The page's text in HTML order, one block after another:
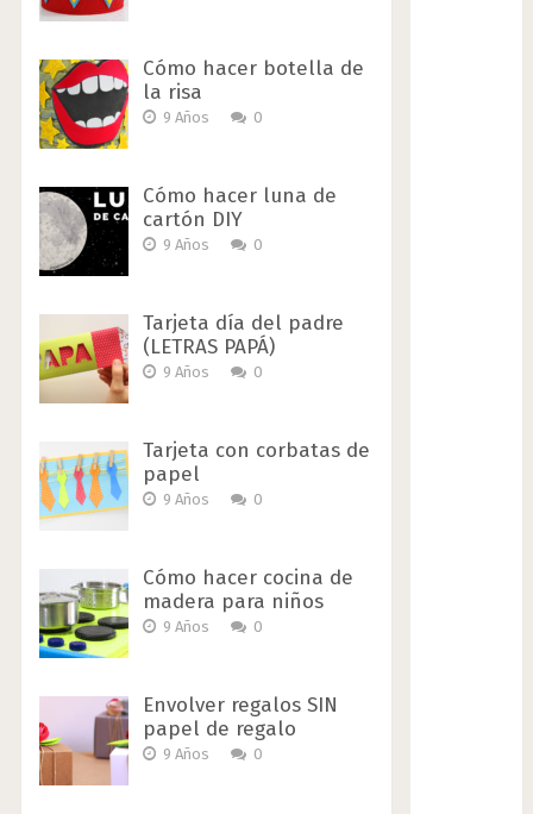
Cómo hacer botella de
la risa
9 Años 0
Cómo hacer luna de
cartón DIY
9 Años 0
Tarjeta día del padre
(LETRAS PAPÁ)
9 Años 0
Tarjeta con corbatas de
papel
9 Años 0
Cómo hacer cocina de
madera para niños
9 Años 0
Envolver regalos SIN
papel de regalo
9 Años 0